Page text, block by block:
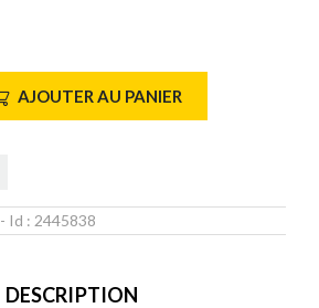
AJOUTER AU PANIER
- Id : 2445838
DESCRIPTION